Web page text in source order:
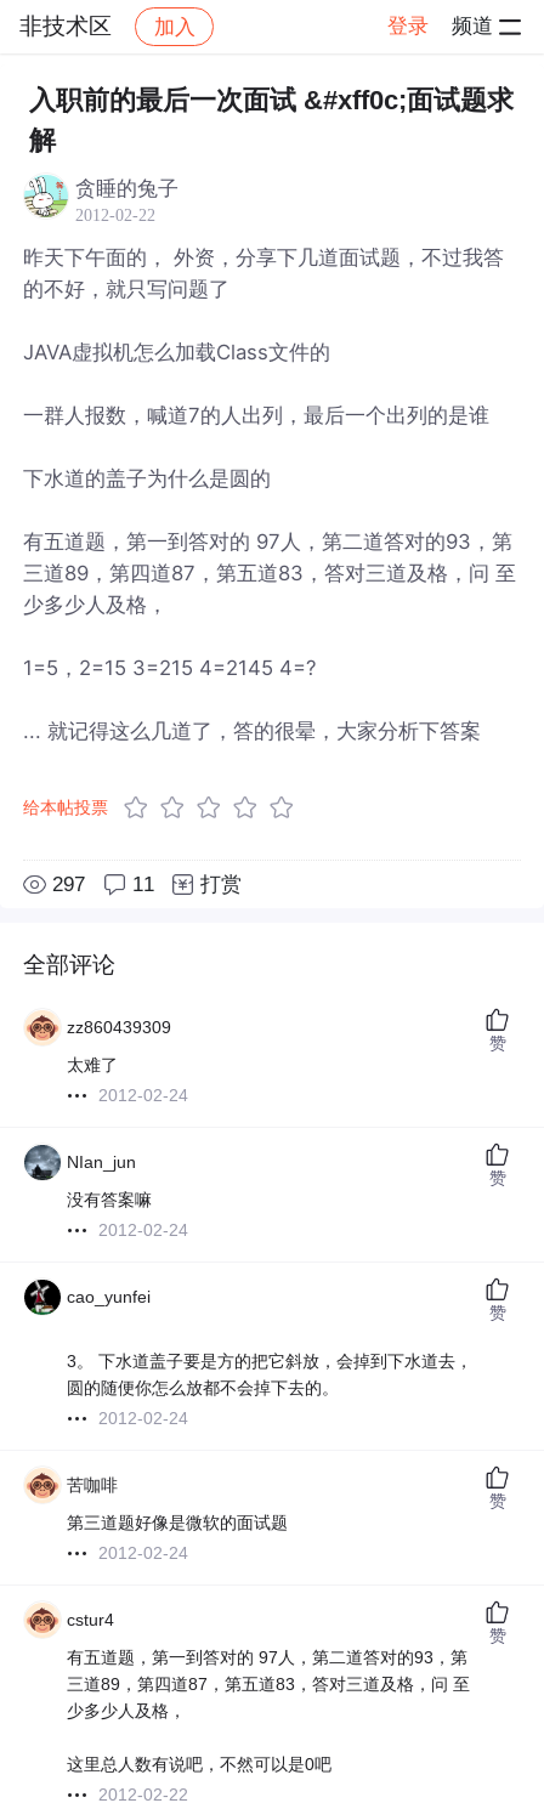
非技术区 加入 登录 频道
社区 非技术区 帖子详情
入职前的最后一次面试 &#xff0c;面试题求
解
贪睡的兔子
2012-02-22
昨天下午面的， 外资，分享下几道面试题，不过我答
的不好，就只写问题了
JAVA虚拟机怎么加载Class文件的
一群人报数，喊道7的人出列，最后一个出列的是谁
下水道的盖子为什么是圆的
有五道题，第一到答对的 97人，第二道答对的93，第
三道89，第四道87，第五道83，答对三道及格，问 至
少多少人及格，
1=5，2=15 3=215 4=2145 4=?
... 就记得这么几道了，答的很晕，大家分析下答案
给本帖投票
297 11 打赏
全部评论
zz860439309
太难了
2012-02-24
赞
NIan_jun
没有答案嘛
2012-02-24
赞
cao_yunfei
3。 下水道盖子要是方的把它斜放，会掉到下水道去，
圆的随便你怎么放都不会掉下去的。
2012-02-24
赞
苦咖啡
第三道题好像是微软的面试题
2012-02-24
赞
cstur4
有五道题，第一到答对的 97人，第二道答对的93，第
三道89，第四道87，第五道83，答对三道及格，问 至
少多少人及格，
这里总人数有说吧，不然可以是0吧
2012-02-22
赞